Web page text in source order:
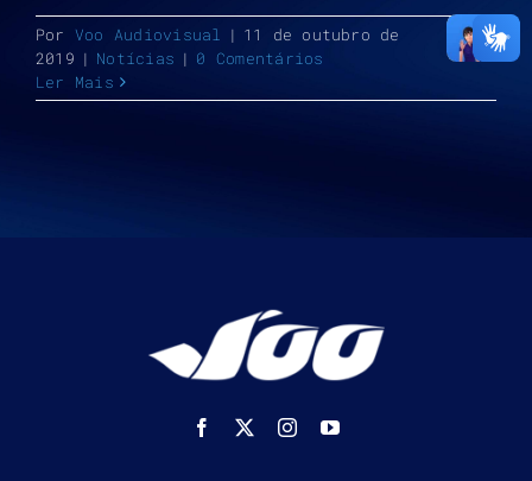
Por Voo Audiovisual | 11 de outubro de
2019 | Notícias | 0 Comentários
Ler Mais